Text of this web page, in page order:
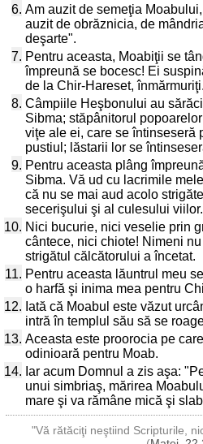
6. Am auzit de semeţia
auzit de obrăznicia, de
deşarte".
7. Pentru aceasta, Moabiţii se
împreună se bocesc! Ei
de la Chir-Hareset, înmărmuriţi.
8. Câmpiile Heşbonului au
Sibma; stăpânitorul
viţe ale ei, care se întinseseră
pustiul; lăstarii lor se
9. Pentru aceasta plâng
Sibma. Vă ud cu lacrimile
că nu se mai aud acolo
secerişului şi al culesului viilor.
10. Nici bucurie, nici veselie prin
cântece, nici chiote! Nimeni
strigătul călcătorului a încetat.
11. Pentru aceasta lăuntrul meu
o harfă şi inima mea pentru
12. Iată că Moabul este văzut
intră în templul său să se
13. Aceasta este proorocia pe
odinioară pentru Moab.
14. Iar acum Domnul a zis aşa:
unui simbriaş, mărirea
mare şi va rămâne mică şi
"Vă rătăciţi neştiind Scripturile,